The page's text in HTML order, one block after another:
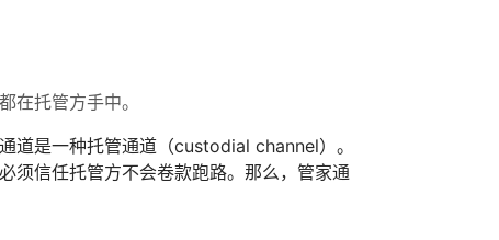
在托管方手中。
道是一种托管通道（custodial channel）。
须信任托管方不会卷款跑路。那么，管家通